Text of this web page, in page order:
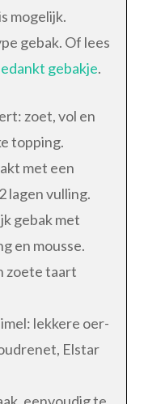
mogelijk.
gebak. Of lees
gebakje.
zoet, vol en
topping.
met een
lagen vulling.
gebak met
en mousse.
zoete taart
lekkere oer-
Elstar